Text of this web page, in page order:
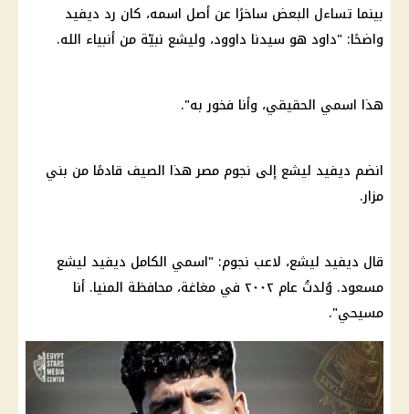
بينما تساءل البعض ساخرًا عن أصل اسمه، كان رد ديفيد
واضحًا: "داود هو سيدنا داوود، وليشع نبيّة من أنبياء الله.
هذا اسمي الحقيقي، وأنا فخور به".
انضم ديفيد ليشع إلى نجوم مصر هذا الصيف قادمًا من بني
مزار.
قال ديفيد ليشع، لاعب نجوم: "اسمي الكامل ديفيد ليشع
مسعود. وُلدتُ عام ٢٠٠٢ في مغاغة،
محافظة المنيا. أنا
مسيحي".